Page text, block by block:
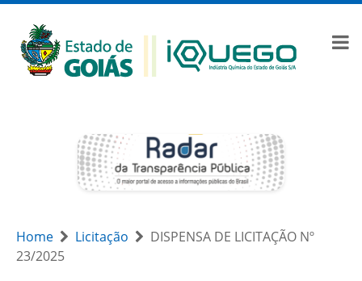
Home Licitação
DISPENSA DE LICITAÇÃO Nº
23/2025